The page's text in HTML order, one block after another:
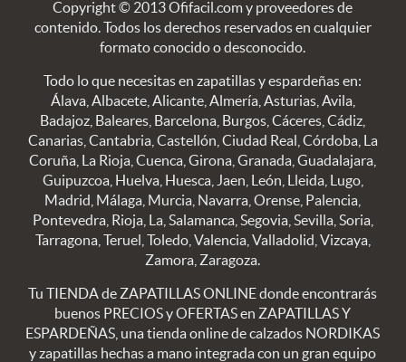
Copyright © 2013 Ofifacil.com y proveedores de
contenido. Todos los derechos reservados en cualquier
formato conocido o desconocido.
Todo lo que necesitas en zapatillas y espardeñas en:
Álava, Albacete, Alicante, Almería, Asturias, Avila,
Badajoz, Baleares, Barcelona, Burgos, Cáceres, Cádiz,
Canarias, Cantabria, Castellón, Ciudad Real, Córdoba, La
Coruña, La Rioja, Cuenca, Girona, Granada, Guadalajara,
Guipuzcoa, Huelva, Huesca, Jaen, León, Lleida, Lugo,
Madrid, Málaga, Murcia, Navarra, Orense, Palencia,
Pontevedra, Rioja, La, Salamanca, Segovia, Sevilla, Soria,
Tarragona, Teruel, Toledo, Valencia, Valladolid, Vizcaya,
Zamora, Zaragoza.
Tu TIENDA de ZAPATILLAS ONLINE donde encontrarás
buenos PRECIOS y OFERTAS en ZAPATILLAS Y
ESPARDEÑAS, una tienda online de calzados NORDIKAS
y zapatillas hechas a mano integrada con un gran equipo